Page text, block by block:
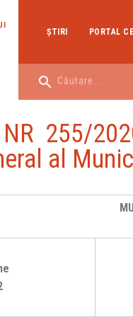
ŞTIRI PORTAL
NR 255/
al